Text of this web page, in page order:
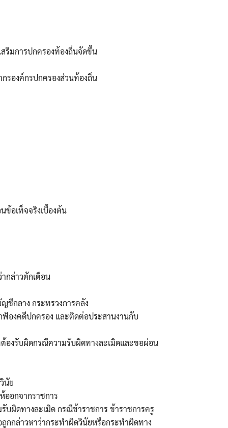
ริมการปกครองท้องถิ่นจัดขึ้น
รองค์กรปกครองส่วนท้องถิ่น
ข้อเท็จจริงเบื้องต้น
กล่าวตักเตือน
ชีกลาง กระทรวงการคลัง
องคดีปกครอง และติดต่อประสานงานกับ
งรับผิดกรณีความรับผิดทางละเมิดและขอผ่อน
นัย
ออกจากราชการ
บผิดทางละเมิด กรณีข้าราชการ ข้าราชการครู
กกล่าวหาว่ากระทำผิดวินัยหรือกระทำผิดทาง